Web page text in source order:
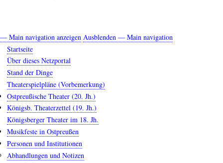
Main
navigation
— Main navigation anzeigen Ausblenden — Main navigation
Startseite
Über dieses Netzportal
Stand der Dinge
Theaterspielpläne (Vorbemerkung)
Ostpreußische Theater (20. Jh.)
Königsb. Theaterzettel (19. Jh.)
Königsberger Theater im 18. Jh.
Musikfeste in Ostpreußen
Personen und Institutionen
Abhandlungen und Notizen